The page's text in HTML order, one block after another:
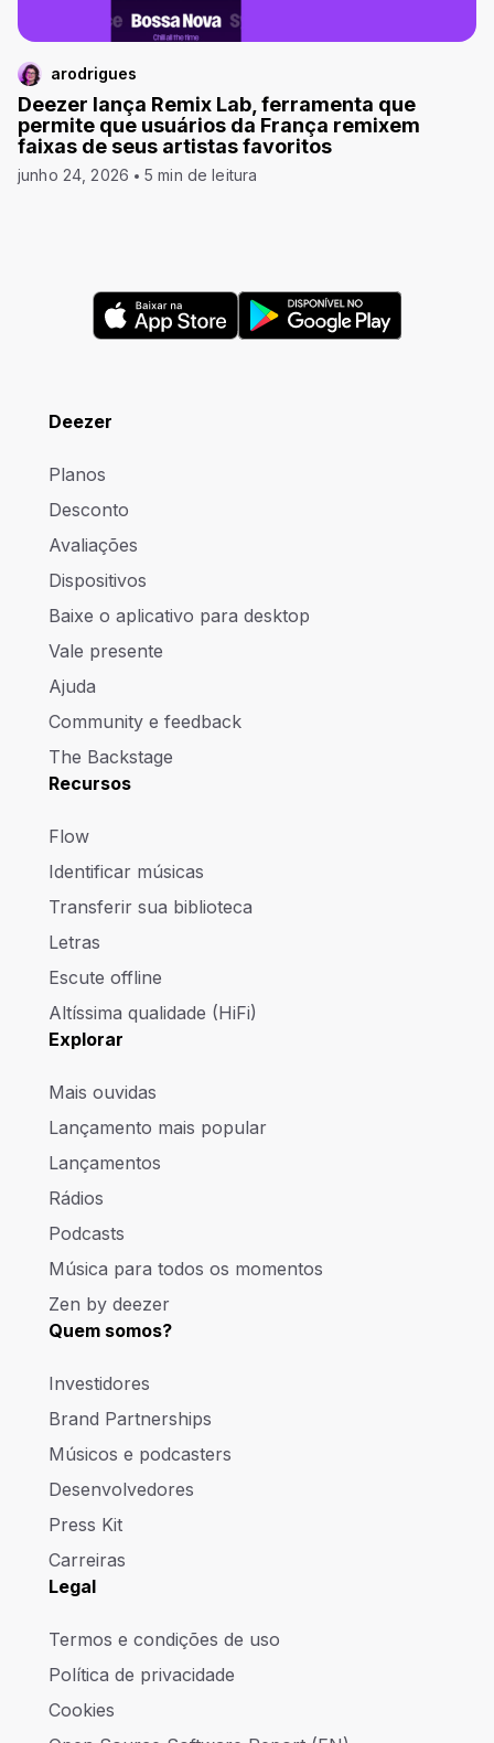
arodrigues
Deezer lança Remix Lab, ferramenta que
permite que usuários da França remixem
faixas de seus artistas favoritos
junho 24, 2026 5 min de leitura
Deezer
Planos
Desconto
Avaliações
Dispositivos
Baixe o aplicativo para desktop
Vale presente
Ajuda
Community e feedback
The Backstage
Recursos
Flow
Identificar músicas
Transferir sua biblioteca
Letras
Escute offline
Altíssima qualidade (HiFi)
Explorar
Mais ouvidas
Lançamento mais popular
Lançamentos
Rádios
Podcasts
Música para todos os momentos
Zen by deezer
Quem somos?
Investidores
Brand Partnerships
Músicos e podcasters
Desenvolvedores
Press Kit
Carreiras
Legal
Termos e condições de uso
Política de privacidade
Cookies